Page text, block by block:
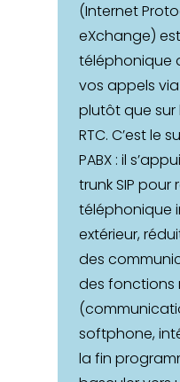
(Internet
eXchange)
téléphonique
vos appels
plutôt que sur
RTC. C’est le
PABX : il
trunk SIP pour
téléphonique
extérieur,
des
des fonctions
softphone,
la fin